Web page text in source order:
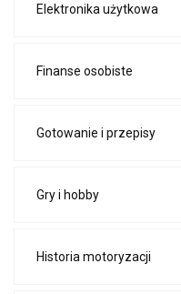
Elektronika użytkowa
Finanse osobiste
Gotowanie i przepisy
Gry i hobby
Historia motoryzacji